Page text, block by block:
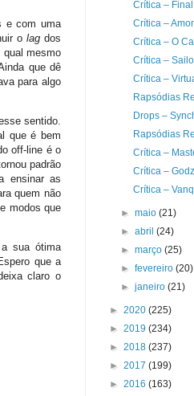
e com uma
olag dos
qual mesmo
que dê
para algo
sentido.
que é bem
off-line é o
padrão
ensinar as
quem não
modos que
sua ótima
que a
claro o
Crítica –
Crítica –
Crítica – O
Crítica –
Crítica –
Rapsódias
Drops –
Rapsódias
Crítica –
Crítica –
Crítica –
►maio(21)
►abril(24)
►março(25)
►fevereiro(20)
►janeiro(21)
► 2020 (225)
► 2019 (234)
► 2018 (237)
► 2017 (199)
► 2016 (163)